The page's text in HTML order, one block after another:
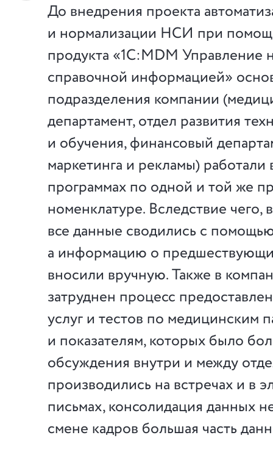
До внедрения проекта
и нормализации НСИ при
продукта «1C:MDM Управление
справочной информацией»
подразделения компании
департамент, отдел развития
и обучения, финансовый
маркетинга и рекламы) работали
программах по одной и той же
номенклатуре. Вследствие чего,
все данные сводились с
а информацию о
вносили вручную. Также в
затруднен процесс
услуг и тестов по медицинским
и показателям, которых было
обсуждения внутри и между
производились на встречах и в
письмах, консолидация данных
смене кадров большая часть